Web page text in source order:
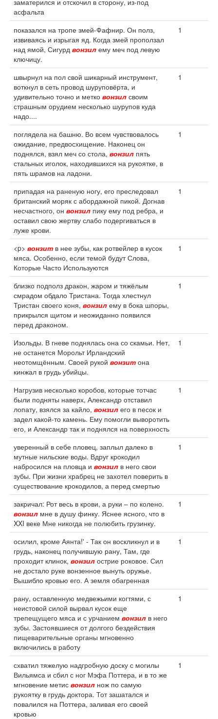
заматерился и отскочил в сторону, из-под
асфальта
показался на тропе змей-Фафнир. Он полз,
извиваясь и изрыгая яд. Когда змей проползал
над ямой, Сигурд вонзил ему меч под левую
ключицу.
1
швырнул на пол свой шикарный инструмент,
воткнул в сеть провод шуруповёрта, и
удивительно точно и метко вонзил своим
страшным орудием несколько шурупов куда
надо....
1
поглядела на башню. Во всем чувствовалось
ожидание, предвосхищение. Наконец он
поднялся, взял меч со стола, вонзил пять
стальных иголок, находившихся на рукоятке, в
пять шрамов на ладони.
1
припадая на раненую ногу, его преследовал
британский моряк с абордажной пикой. Догнав
несчастного, он вонзил пику ему под ребра, и
оставил свою жертву слабо подергиваться в
луже крови.
1
<p> вонзит в нее зубы, как ротвейлер в кусок
мяса. Особенно, если темой будут Слова,
Которые Часто Используются
1
близко подполз дракон, жаром и тяжёлым
смрадом обдало Тристана. Тогда хлестнул
Тристан своего коня, вонзил ему в бока шпоры,
прикрылся щитом и неожиданно появился
перед драконом.
1
Изольды. В гневе поднялась она со скамьи. Нет,
не останется Морольт Ирландский
неотомщённым. Своей рукой вонзит она
кинжал в грудь убийцы.
1
Нагрузив несколько коробов, которые тотчас
были подняты наверх, Александр отставил
лопату, взялся за кайло, вонзил его в песок и
задел какой-то камень. Ему помогли выворотить
его, и Александр так и поднялся на поверхность
1
уверенный в себе пловец, заплыл далеко в
мутные нильские воды. Вдруг крокодил
набросился на пловца и вонзил в него свои
зубы. При жизни храбрец не захотел поверить в
существование крокодилов, а перед смертью
1
закричал: Рот весь в крови, а руки – по колено.
вонзил мне в душу финку. Яснее ясного, что в
XXI веке Мне никогда не полюбить грузинку.
1
осилил, кроме Аянта!' - Так он воскликнул и в
грудь, наконец получившую рану, Там, где
проходит клинок, вонзил острие роковое. Сил
не достало руке вонзенное вынуть оружье.
Вышибло кровью его. А земля обагренная
1
рану, оставленную медвежьими когтями, с
неистовой силой вырвал кусок еще
трепещущего мяса и с урчанием вонзил в него
зубы. Застоявшиеся от долгого бездействия
пищеварительные органы мгновенно
включились в работу
1
схватил тяжелую надгробную доску с могилы
Вильямса и сбил с ног Мэфа Поттера, и в то же
мгновение метис вонзил нож по самую
рукоятку в грудь доктора. Тот зашатался и
повалился на Поттера, заливая его своей
кровью
1